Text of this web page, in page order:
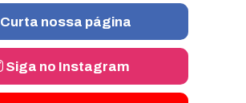
Curta nossa página
Siga no Instagram